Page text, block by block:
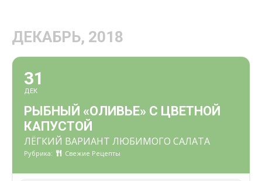
ДЕКАБРЬ, 2018
31
ДЕК
РЫБНЫЙ «ОЛИВЬЕ» С ЦВЕТНОЙ
КАПУСТОЙ
ЛЁГКИЙ ВАРИАНТ ЛЮБИМОГО САЛАТА
Рубрика: Свежие Рецепты